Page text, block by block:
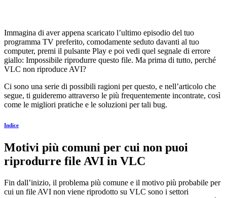
Immagina di aver appena scaricato l’ultimo episodio del tuo
programma TV preferito, comodamente seduto davanti al tuo
computer, premi il pulsante Play e poi vedi quel segnale di errore
giallo: Impossibile riprodurre questo file. Ma prima di tutto, perché
VLC non riproduce AVI?
Ci sono una serie di possibili ragioni per questo, e nell’articolo che
segue, ti guideremo attraverso le più frequentemente incontrate, così
come le migliori pratiche e le soluzioni per tali bug.
Indice
Motivi più comuni per cui non puoi
riprodurre file AVI in VLC
Fin dall’inizio, il problema più comune e il motivo più probabile per
cui un file AVI non viene riprodotto su VLC sono i settori